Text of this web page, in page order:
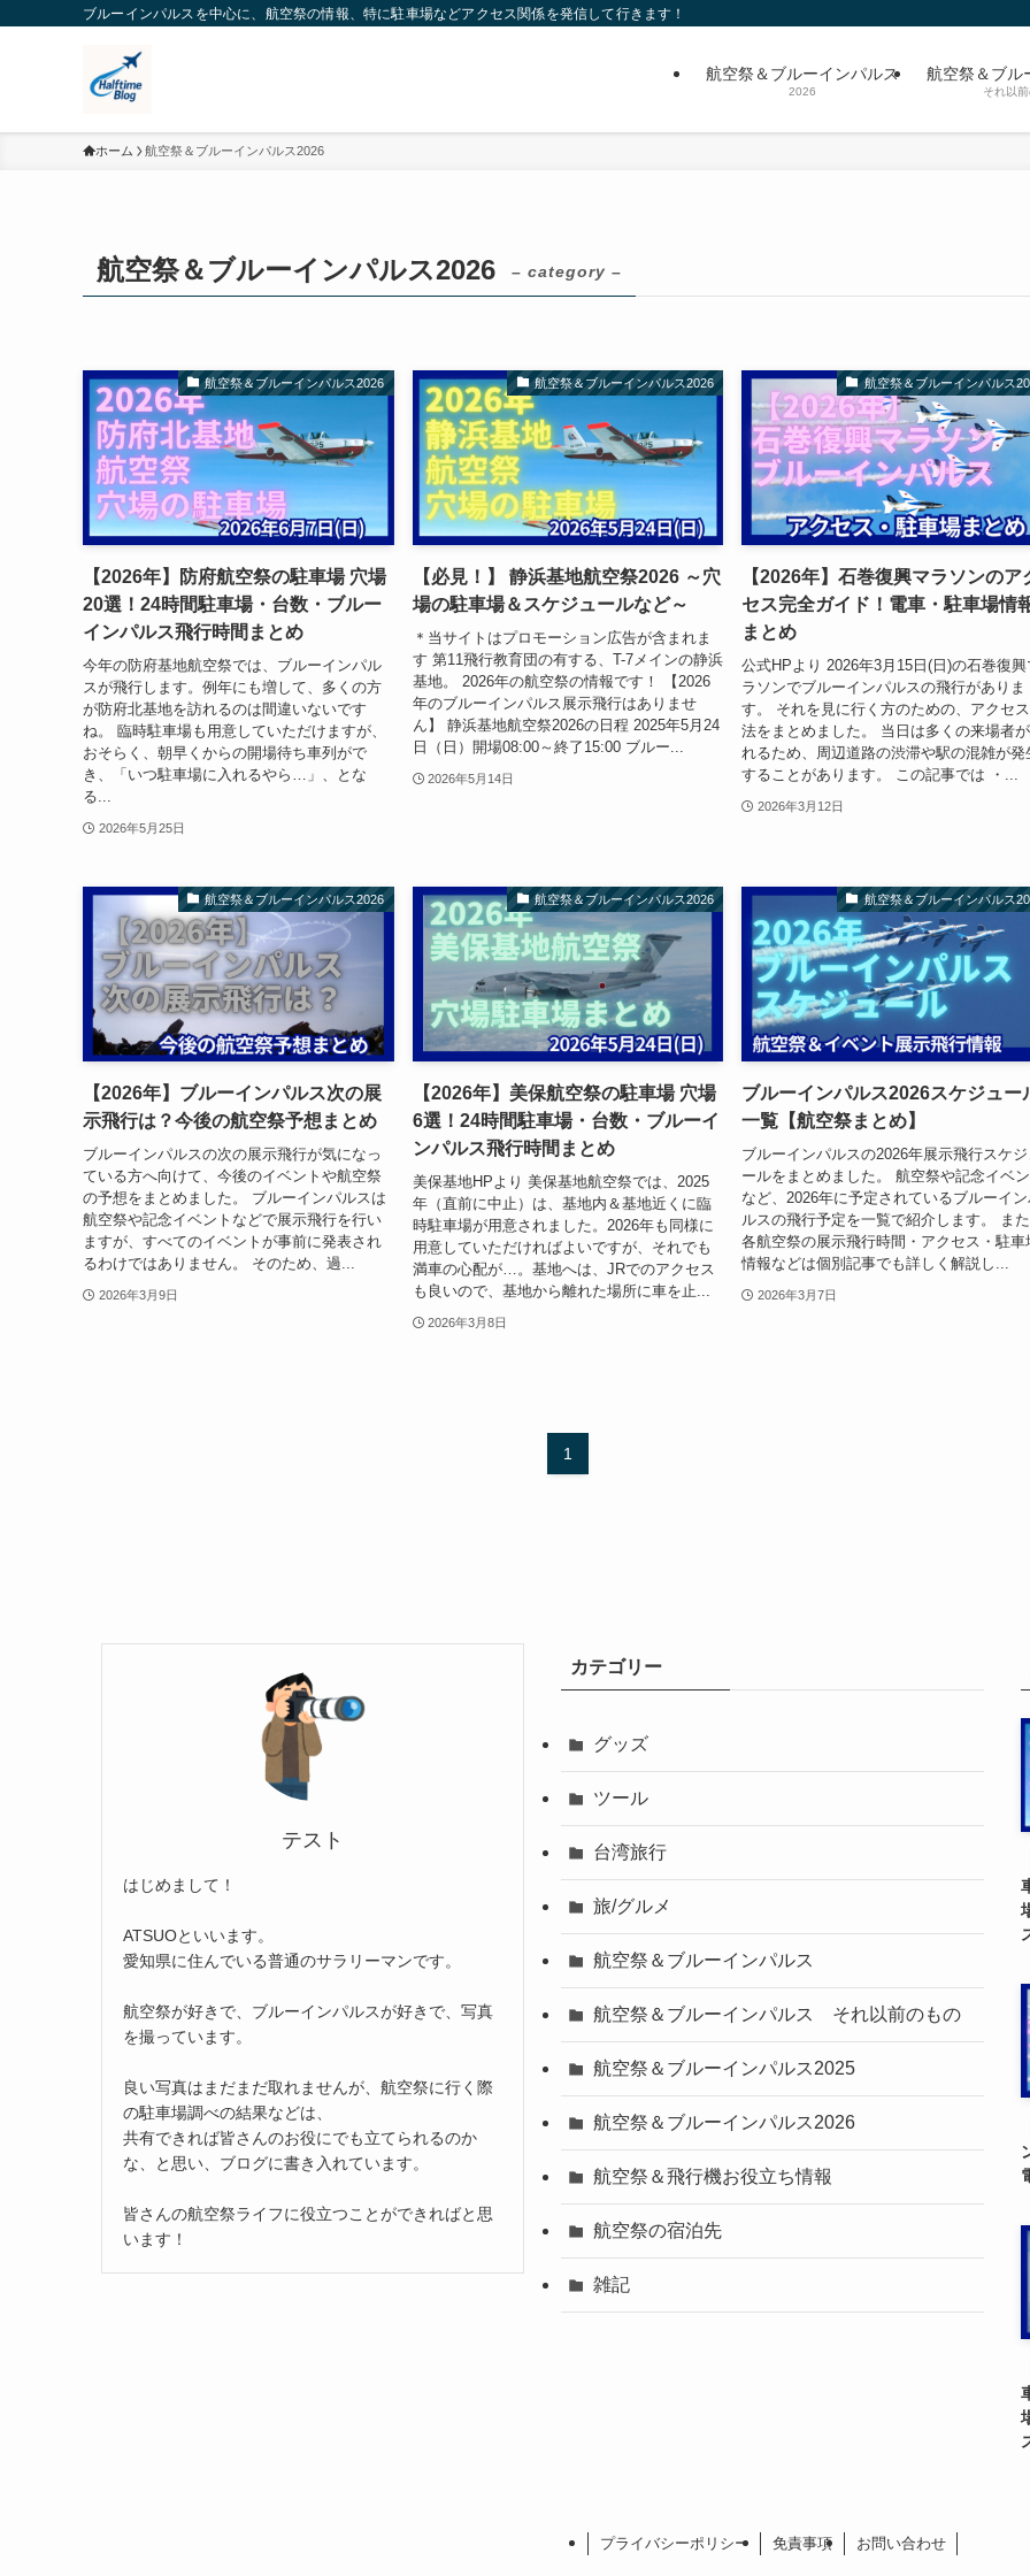
ブルーインパルスを中心に、航空祭の情報、特に駐車場などアクセス関係を発信して行きます！
航空祭＆ブルーインパルス
2026
航空祭＆ブル
それ以
ホーム 航空祭＆ブルーインパルス2026
航空祭＆ブルーインパルス2026 – category –
航空祭＆ブルーインパルス2026
【2026年】防府航空祭の駐車場 穴場
20選！24時間駐車場・台数・ブルー
インパルス飛行時間まとめ
今年の防府基地航空祭では、ブルーインパル
スが飛行します。例年にも増して、多くの方
が防府北基地を訪れるのは間違いないです
ね。 臨時駐車場も用意していただけますが、
おそらく、朝早くからの開場待ち車列がで
き、「いつ駐車場に入れるやら…」、とな
る...
2026年5月25日
航空祭＆ブルーインパルス2026
【必見！】 静浜基地航空祭2026 ～穴
場の駐車場＆スケジュールなど～
＊当サイトはプロモーション広告が含まれま
す 第11飛行教育団の有する、T-7メインの静浜
基地。 2026年の航空祭の情報です！ 【2026
年のブルーインパルス展示飛行はありませ
ん】 静浜基地航空祭2026の日程 2025年5月24
日（日）開場08:00～終了15:00 ブルー...
2026年5月14日
航空祭＆ブルーインパルス
【2026年】石巻復興マラソンのア
セス完全ガイド！電車・駐車場情
まとめ
公式HPより 2026年3月15日(日)の石巻復興
ラソンでブルーインパルスの飛行がありま
す。 それを見に行く方のための、アクセ
法をまとめました。 当日は多くの来場者
れるため、周辺道路の渋滞や駅の混雑が発
することがあります。 この記事では ・...
2026年3月12日
航空祭＆ブルーインパルス2026
【2026年】ブルーインパルス次の展
示飛行は？今後の航空祭予想まとめ
ブルーインパルスの次の展示飛行が気になっ
ている方へ向けて、今後のイベントや航空祭
の予想をまとめました。 ブルーインパルスは
航空祭や記念イベントなどで展示飛行を行い
ますが、すべてのイベントが事前に発表され
るわけではありません。 そのため、過...
2026年3月9日
航空祭＆ブルーインパルス2026
【2026年】美保航空祭の駐車場 穴場
6選！24時間駐車場・台数・ブルーイ
ンパルス飛行時間まとめ
美保基地HPより 美保基地航空祭では、2025
年（直前に中止）は、基地内＆基地近くに臨
時駐車場が用意されました。2026年も同様に
用意していただければよいですが、それでも
満車の心配が…。基地へは、JRでのアクセス
も良いので、基地から離れた場所に車を止...
2026年3月8日
航空祭＆ブルーインパルス
ブルーインパルス2026スケジュー
一覧【航空祭まとめ】
ブルーインパルスの2026年展示飛行スケジ
ールをまとめました。 航空祭や記念イベン
など、2026年に予定されているブルーイ
ルスの飛行予定を一覧で紹介します。 また
各航空祭の展示飛行時間・アクセス・駐車
情報などは個別記事でも詳しく解説し...
2026年3月7日
1
テスト
はじめまして！
ATSUOといいます。
愛知県に住んでいる普通のサラリーマンです。
航空祭が好きで、ブルーインパルスが好きで、写真
を撮っています。
良い写真はまだまだ取れませんが、航空祭に行く際
の駐車場調べの結果などは、
共有できれば皆さんのお役にでも立てられるのか
な、と思い、ブログに書き入れています。
皆さんの航空祭ライフに役立つことができればと思
います！
カテゴリー
グッズ
ツール
台湾旅行
旅/グルメ
航空祭＆ブルーインパルス
航空祭＆ブルーインパルス それ以前のもの
航空祭＆ブルーインパルス2025
航空祭＆ブルーインパルス2026
航空祭＆飛行機お役立ち情報
航空祭の宿泊先
雑記
プライバシーポリシー 免責事項 お問い合わせ